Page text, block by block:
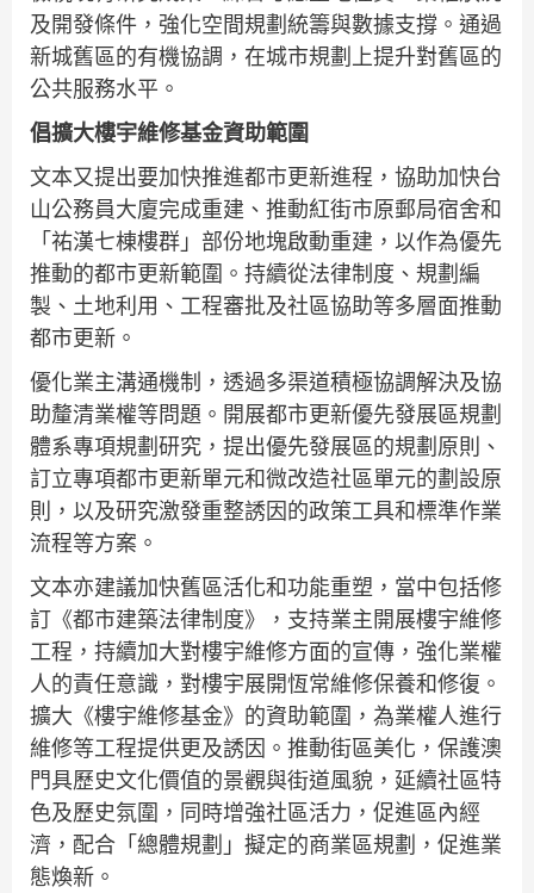
及開發條件，強化空間規劃統籌與數據支撐。通過
新城舊區的有機協調，在城市規劃上提升對舊區的
公共服務水平。
倡擴大樓宇維修基金資助範圍
文本又提出要加快推進都市更新進程，協助加快台
山公務員大廈完成重建、推動紅街市原郵局宿舍和
「祐漢七棟樓群」部份地塊啟動重建，以作為優先
推動的都市更新範圍。持續從法律制度、規劃編
製、土地利用、工程審批及社區協助等多層面推動
都市更新。
優化業主溝通機制，透過多渠道積極協調解決及協
助釐清業權等問題。開展都市更新優先發展區規劃
體系專項規劃研究，提出優先發展區的規劃原則、
訂立專項都市更新單元和微改造社區單元的劃設原
則，以及研究激發重整誘因的政策工具和標準作業
流程等方案。
文本亦建議加快舊區活化和功能重塑，當中包括修
訂《都市建築法律制度》，支持業主開展樓宇維修
工程，持續加大對樓宇維修方面的宣傳，強化業權
人的責任意識，對樓宇展開恆常維修保養和修復。
擴大《樓宇維修基金》的資助範圍，為業權人進行
維修等工程提供更及誘因。推動街區美化，保護澳
門具歷史文化價值的景觀與街道風貌，延續社區特
色及歷史氛圍，同時增強社區活力，促進區內經
濟，配合「總體規劃」擬定的商業區規劃，促進業
態煥新。